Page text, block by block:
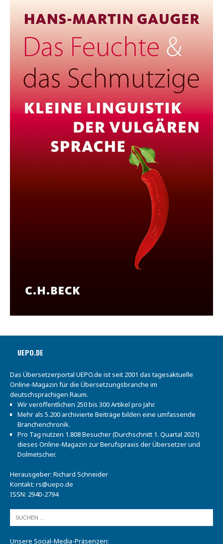
UEPO.DE
Das Übersetzerportal UEPO.de ist seit 2001 das tagesaktuelle
Online-Magazin für die Übersetzungsbranche im
deutschsprachigen Raum.
Wir veröffentlichen 250 bis 300 Artikel pro Jahr.
Mehr als 5.200 archivierte Beiträge bilden eine umfassende
Branchenchronik.
Pro Tag nutzen 1.808 Besucher (Durchschnitt 1. Quartal 2021)
dieses Online-Magazin zur Berufspraxis der Übersetzer und
Dolmetscher.
Herausgeber: Richard Schneider
Kontakt: rs@uepo.de
ISSN: 2940-2794
Unsere Social-Media-Präsenzen: